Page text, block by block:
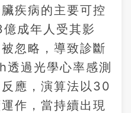
疾病的主要可控
成年人受其影
忽略，導致診斷
過光學心率感測
應，演算法以30
作，當持續出現